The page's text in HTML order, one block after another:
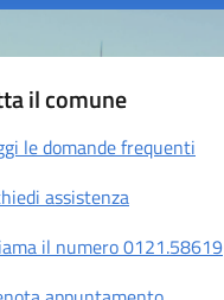
il comune
le domande frequenti
assistenza
il numero 0121.58619